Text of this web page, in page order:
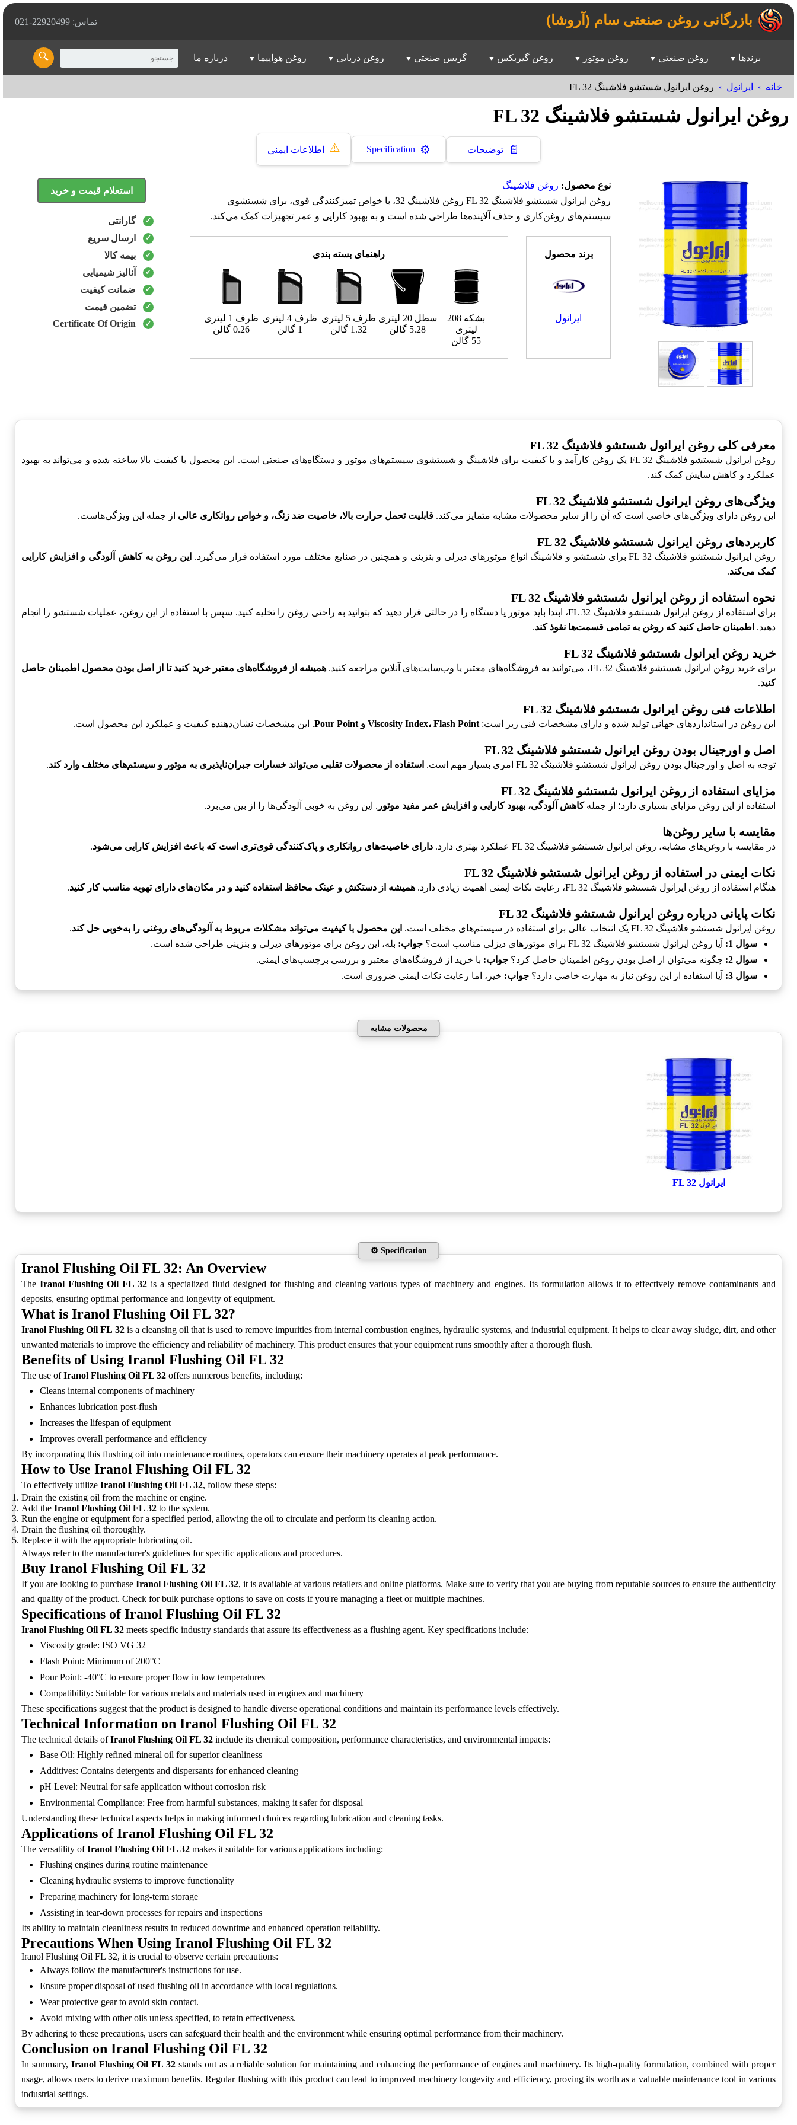
بازرگانی روغن صنعتی سام (آروشا) تماس: 22920499-021
🔍 برندها روغن صنعتی روغن موتور روغن گیربکس گریس صنعتی روغن دریایی روغن هواپیما درباره ما
خانه ایرانول روغن ایرانول شستشو فلاشينگ FL 32
روغن ایرانول شستشو فلاشينگ FL 32
📄 توضیحات ⚙️
Specification
⚠️ اطلاعات ایمنی
نوع محصول: روغن فلاشینگ
روغن ایرانول شستشو فلاشينگ FL 32 روغن فلاشینگ 32، با خواص تمیزکنندگی قوی، برای شستشوی
سیستم‌های روغن‌کاری و حذف آلاینده‌ها طراحی شده است و به بهبود کارایی و عمر تجهیزات کمک می‌کند.
برند محصول
ایرانول
راهنمای بسته بندی
بشکه 208
لیتری
55 گالن
سطل 20 لیتری
5.28 گالن
ظرف 5 لیتری
1.32 گالن
ظرف 4 لیتری
1 گالن
ظرف 1 لیتری
0.26 گالن
استعلام قیمت و خرید
گارانتی
ارسال سریع
بیمه کالا
آنالیز شیمیایی
ضمانت کیفیت
تضمین قیمت
Certificate Of Origin
معرفی کلی روغن ایرانول شستشو فلاشینگ FL 32
روغن ایرانول شستشو فلاشینگ FL 32 یک روغن کارآمد و با کیفیت برای فلاشینگ و شستشوی سیستم‌های موتور و دستگاه‌های صنعتی است. این محصول با کیفیت بالا ساخته شده و می‌تواند به بهبود
عملکرد و کاهش سایش کمک کند.
ویژگی‌های روغن ایرانول شستشو فلاشینگ FL 32
این روغن دارای ویژگی‌های خاصی است که آن را از سایر محصولات مشابه متمایز می‌کند. قابلیت تحمل حرارت بالا، خاصیت ضد زنگ، و خواص روانکاری عالی از جمله این ویژگی‌هاست.
کاربردهای روغن ایرانول شستشو فلاشینگ FL 32
روغن ایرانول شستشو فلاشینگ FL 32 برای شستشو و فلاشینگ انواع موتورهای دیزلی و بنزینی و همچنین در صنایع مختلف مورد استفاده قرار می‌گیرد.
این روغن به کاهش آلودگی و افزایش کارایی
کمک می‌کند.
نحوه استفاده از روغن ایرانول شستشو فلاشینگ FL 32
برای استفاده از روغن ایرانول شستشو فلاشینگ FL 32، ابتدا باید موتور یا دستگاه را در حالتی قرار دهید که بتوانید به راحتی روغن را تخلیه کنید. سپس با استفاده از این روغن، عملیات شستشو را انجام
دهید. اطمینان حاصل کنید که روغن به تمامی قسمت‌ها نفوذ کند.
خرید روغن ایرانول شستشو فلاشینگ FL 32
برای خرید روغن ایرانول شستشو فلاشینگ FL 32، می‌توانید به فروشگاه‌های معتبر یا وب‌سایت‌های آنلاین مراجعه کنید.
همیشه از فروشگاه‌های معتبر خرید کنید تا از اصل بودن محصول اطمینان حاصل
کنید.
اطلاعات فنی روغن ایرانول شستشو فلاشینگ FL 32
این روغن در استانداردهای جهانی تولید شده و دارای مشخصات فنی زیر است:Viscosity Index، Flash Point و Pour Point . این مشخصات نشان‌دهنده کیفیت و عملکرد این محصول است.
اصل و اورجینال بودن روغن ایرانول شستشو فلاشینگ FL 32
توجه به اصل و اورجینال بودن روغن ایرانول شستشو فلاشینگ FL 32 امری بسیار مهم است. استفاده از محصولات تقلبی می‌تواند خسارات جبران‌ناپذیری به موتور و سیستم‌های مختلف وارد کند.
مزایای استفاده از روغن ایرانول شستشو فلاشینگ FL 32
استفاده از این روغن مزایای بسیاری دارد؛ از جملهکاهش آلودگی، بهبود کارایی و افزایش عمر مفید موتور . این روغن به خوبی آلودگی‌ها را از بین می‌برد.
مقایسه با سایر روغن‌ها
در مقایسه با روغن‌های مشابه، روغن ایرانول شستشو فلاشینگ FL 32 عملکرد بهتری دارد. دارای خاصیت‌های روانکاری و پاک‌کنندگی قوی‌تری است که باعث افزایش کارایی می‌شود.
نکات ایمنی در استفاده از روغن ایرانول شستشو فلاشینگ FL 32
هنگام استفاده از روغن ایرانول شستشو فلاشینگ FL 32، رعایت نکات ایمنی اهمیت زیادی دارد. همیشه از دستکش و عینک محافظ استفاده کنید و در مکان‌های دارای تهویه مناسب کار کنید.
نکات پایانی درباره روغن ایرانول شستشو فلاشینگ FL 32
روغن ایرانول شستشو فلاشینگ FL 32 یک انتخاب عالی برای استفاده در سیستم‌های مختلف است. این محصول با کیفیت می‌تواند مشکلات مربوط به آلودگی‌های روغنی را به‌خوبی حل کند.
سوال 1:
آیا روغن ایرانول شستشو فلاشینگ FL 32 برای موتورهای دیزلی مناسب است؟ جواب: بله، این روغن برای موتورهای دیزلی و بنزینی طراحی شده است.
سوال 2:
چگونه می‌توان از اصل بودن روغن اطمینان حاصل کرد؟ جواب: با خرید از فروشگاه‌های معتبر و بررسی برچسب‌های ایمنی.
سوال 3:
آیا استفاده از این روغن نیاز به مهارت خاصی دارد؟ جواب: خیر، اما رعایت نکات ایمنی ضروری است.
محصولات مشابه
ایرانول FL 32
⚙️ Specification
Iranol Flushing Oil FL 32: An Overview
The Iranol Flushing Oil FL 32is a specialized fluid designed for flushing and cleaning various types of machinery and engines. Its formulation allows it to effectively remove contaminants and
deposits, ensuring optimal performance and longevity of equipment.
What is Iranol Flushing Oil FL 32?
Iranol Flushing Oil FL 32is a cleansing oil that is used to remove impurities from internal combustion engines, hydraulic systems, and industrial equipment. It helps to clear away sludge, dirt, and other
unwanted materials to improve the efficiency and reliability of machinery. This product ensures that your equipment runs smoothly after a thorough flush.
Benefits of Using Iranol Flushing Oil FL 32
The use ofIranol Flushing Oil FL 32 offers numerous benefits, including:
Cleans internal components of machinery
Enhances lubrication post-flush
Increases the lifespan of equipment
Improves overall performance and efficiency
By incorporating this flushing oil into maintenance routines, operators can ensure their machinery operates at peak performance.
How to Use Iranol Flushing Oil FL 32
To effectively utilize Iranol Flushing Oil FL 32, follow these steps:
Drain the existing oil from the machine or engine.
Add the Iranol Flushing Oil FL 32 to the system.
Run the engine or equipment for a specified period, allowing the oil to circulate and perform its cleaning action.
Drain the flushing oil thoroughly.
Replace it with the appropriate lubricating oil.
Always refer to the manufacturer's guidelines for specific applications and procedures.
Buy Iranol Flushing Oil FL 32
If you are looking to purchase Iranol Flushing Oil FL 32, it is available at various retailers and online platforms. Make sure to verify that you are buying from reputable sources to ensure the authenticity
and quality of the product. Check for bulk purchase options to save on costs if you're managing a fleet or multiple machines.
Specifications of Iranol Flushing Oil FL 32
Iranol Flushing Oil FL 32 meets specific industry standards that assure its effectiveness as a flushing agent. Key specifications include:
Viscosity grade: ISO VG 32
Flash Point: Minimum of 200°C
Pour Point: -40°C to ensure proper flow in low temperatures
Compatibility: Suitable for various metals and materials used in engines and machinery
These specifications suggest that the product is designed to handle diverse operational conditions and maintain its performance levels effectively.
Technical Information on Iranol Flushing Oil FL 32
The technical details ofIranol Flushing Oil FL 32 include its chemical composition, performance characteristics, and environmental impacts:
Base Oil: Highly refined mineral oil for superior cleanliness
Additives: Contains detergents and dispersants for enhanced cleaning
pH Level: Neutral for safe application without corrosion risk
Environmental Compliance: Free from harmful substances, making it safer for disposal
Understanding these technical aspects helps in making informed choices regarding lubrication and cleaning tasks.
Applications of Iranol Flushing Oil FL 32
The versatility ofIranol Flushing Oil FL 32 makes it suitable for various applications including:
Flushing engines during routine maintenance
Cleaning hydraulic systems to improve functionality
Preparing machinery for long-term storage
Assisting in tear-down processes for repairs and inspections
Its ability to maintain cleanliness results in reduced downtime and enhanced operation reliability.
Precautions When Using Iranol Flushing Oil FL 32
Iranol Flushing Oil FL 32, it is crucial to observe certain precautions:
Always follow the manufacturer's instructions for use.
Ensure proper disposal of used flushing oil in accordance with local regulations.
Wear protective gear to avoid skin contact.
Avoid mixing with other oils unless specified, to retain effectiveness.
By adhering to these precautions, users can safeguard their health and the environment while ensuring optimal performance from their machinery.
Conclusion on Iranol Flushing Oil FL 32
In summary, Iranol Flushing Oil FL 32 stands out as a reliable solution for maintaining and enhancing the performance of engines and machinery. Its high-quality formulation, combined with proper
usage, allows users to derive maximum benefits. Regular flushing with this product can lead to improved machinery longevity and efficiency, proving its worth as a valuable maintenance tool in various
industrial settings.